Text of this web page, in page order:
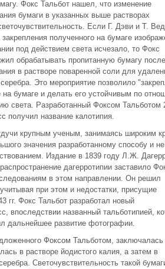
Фокс Тальбот нашел, что изменение
бумаги в указанных выше растворах
Если Г. Дэви и Т.
полученного на бумаге
под действием света исчезало, то Фокс
обрабатывать пропитанную бумагу после
в растворе поваренной соли для
Это мероприятие позволило
на бумаге и делать его устойчивым по
света. Разработанный Фоксом Тальботом
получил название калотипия.
крупным ученым, занимаясь широким
значения разработанному способу и не
Издание в 1839 году Л.Ж.
дагерротипии заставило
в этом направлении. Он решил
при этом и недостатки, присущие
гг. Фокс Тальбот разработал новый
впоследствии названный тальботипией,
дальнейшее развитие фотографии.
Фоксом Тальботом,
в растворе йодистого калия, а затем в
Светочувствительность такой